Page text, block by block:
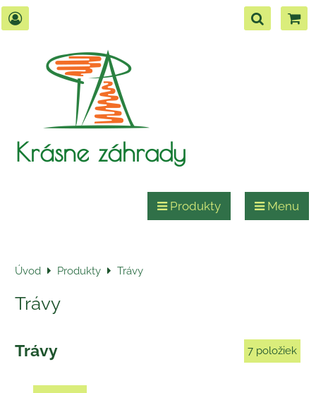
Krásne záhrady
Produkty Menu
Úvod Produkty Trávy
Trávy
Trávy 7 položiek